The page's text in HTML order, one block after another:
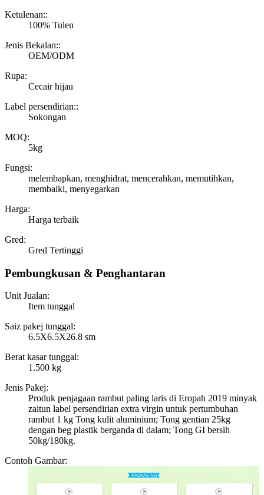
Ketulenan::
100% Tulen
Jenis Bekalan::
OEM/ODM
Rupa:
Cecair hijau
Label persendirian::
Sokongan
MOQ:
5kg
Fungsi:
melembapkan, menghidrat, mencerahkan, memutihkan,
membaiki, menyegarkan
Harga:
Harga terbaik
Gred:
Gred Tertinggi
Pembungkusan & Penghantaran
Unit Jualan:
Item tunggal
Saiz pakej tunggal:
6.5X6.5X26.8 sm
Berat kasar tunggal:
1.500 kg
Jenis Pakej:
Produk penjagaan rambut paling laris di Eropah 2019 minyak
zaitun label persendirian extra virgin untuk pertumbuhan
rambut 1 kg Tong kulit aluminium; Tong gentian 25kg
dengan beg plastik berganda di dalam; Tong GI bersih
50kg/180kg.
Contoh Gambar: